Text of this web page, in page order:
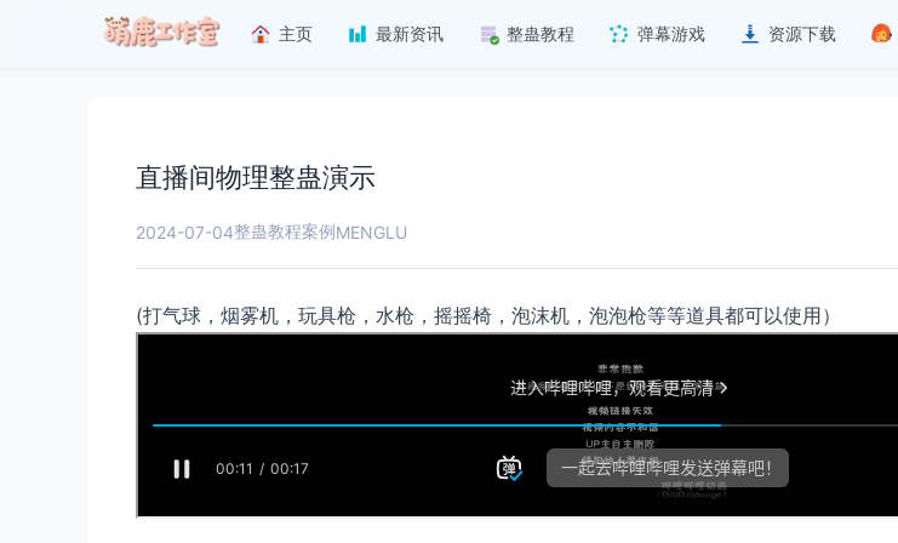
主页 最新资讯 整蛊教程 弹幕游戏 资源下载
直播间物理整蛊演示
2024-07-04整蛊教程案例MENGLU
(打气球，烟雾机，玩具枪，水枪，摇摇椅，泡沫机，泡泡枪等等道具都可以使用）